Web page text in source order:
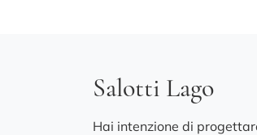
Salotti Lago
Hai intenzione di